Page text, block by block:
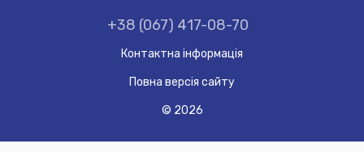
+38 (067) 417-08-70
Контактна інформація
Повна версія сайту
© 2026